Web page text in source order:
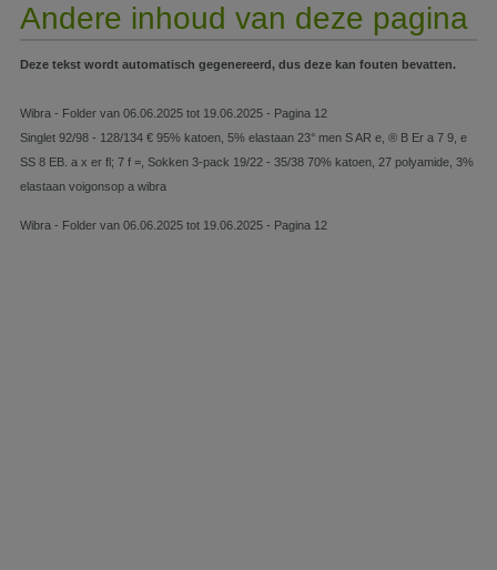
Andere inhoud van deze pagina
Deze tekst wordt automatisch gegenereerd, dus deze kan fouten bevatten.
Wibra - Folder van 06.06.2025 tot 19.06.2025 - Pagina 12
Singlet 92/98 - 128/134 € 95% katoen, 5% elastaan 23° men S AR e, ® B Er a 7 9, e
SS 8 EB. a x er fl; 7 f =, Sokken 3-pack 19/22 - 35/38 70% katoen, 27 polyamide, 3%
elastaan voigonsop a wibra
Wibra - Folder van 06.06.2025 tot 19.06.2025 - Pagina 12